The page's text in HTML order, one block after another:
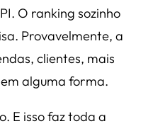
O ranking sozinho
Provavelmente, a
clientes, mais
alguma forma.
E isso faz toda a